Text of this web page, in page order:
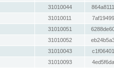
31010044
31010011
31010051
31010052
31010043
31010093